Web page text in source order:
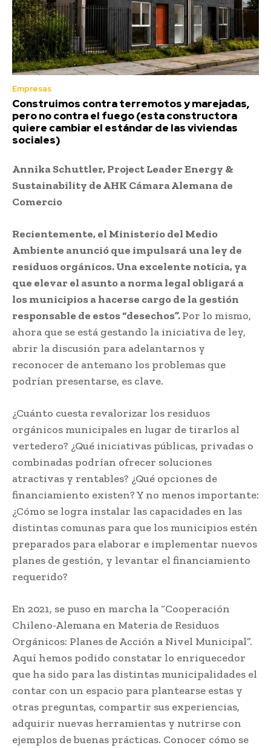
Empresas
Construimos contra terremotos y marejadas,
pero no contra el fuego (esta constructora
quiere cambiar el estándar de las viviendas
sociales)
Annika Schuttler, Project Leader Energy &
Sustainability de AHK Cámara Alemana de
Comercio
Recientemente, el Ministerio del Medio
Ambiente anunció que impulsará una ley de
residuos orgánicos. Una excelente noticia, ya
que elevar el asunto a norma legal obligará a
los municipios a hacerse cargo de la gestión
responsable de estos “desechos”.Por lo mismo,
ahora que se está gestando la iniciativa de ley,
abrir la discusión para adelantarnos y
reconocer de antemano los problemas que
podrían presentarse, es clave.
¿Cuánto cuesta revalorizar los residuos
orgánicos municipales en lugar de tirarlos al
vertedero? ¿Qué iniciativas públicas, privadas o
combinadas podrían ofrecer soluciones
atractivas y rentables? ¿Qué opciones de
financiamiento existen? Y no menos importante:
¿Cómo se logra instalar las capacidades en las
distintas comunas para que los municipios estén
preparados para elaborar e implementar nuevos
planes de gestión, y levantar el financiamiento
requerido?
En 2021, se puso en marcha la “Cooperación
Chileno-Alemana en Materia de Residuos
Orgánicos: Planes de Acción a Nivel Municipal”.
Aquí hemos podido constatar lo enriquecedor
que ha sido para las distintas municipalidades el
contar con un espacio para plantearse estas y
otras preguntas, compartir sus experiencias,
adquirir nuevas herramientas y nutrirse con
ejemplos de buenas prácticas. Conocer cómo se